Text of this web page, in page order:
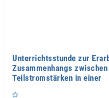
Unterrichtsstunde zur
Zusammenhangs
Teilstromstärken in einer